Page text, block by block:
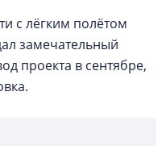
с лёгким полётом
замечательный
проекта в сентябре,